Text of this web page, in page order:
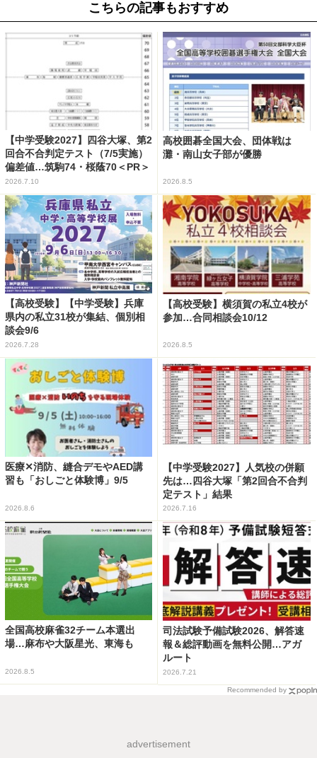
こちらの記事もおすすめ
【中学受験2027】四谷大塚、第2
回合不合判定テスト（7/5実施）
偏差値…筑駒74・桜蔭70＜PR＞
2026.7.10
高校囲碁全国大会、団体戦は
灘・南山女子部が優勝
2026.8.5
【高校受験】【中学受験】兵庫
県内の私立31校が集結、個別相
談会9/6
2026.7.28
【高校受験】横須賀の私立4校が
参加…合同相談会10/12
2026.8.5
医療✕消防、縫合デモやAED講
習も「おしごと体験博」9/5
2026.8.6
【中学受験2027】人気校の併願
先は…四谷大塚「第2回合不合判
定テスト」結果
2026.7.16
全国高校麻雀32チーム本選出
場…麻布や大阪星光、東海も
2026.8.5
司法試験予備試験2026、解答速
報＆総評動画を無料公開…アガ
ルート
2026.7.21
Recommended by
advertisement